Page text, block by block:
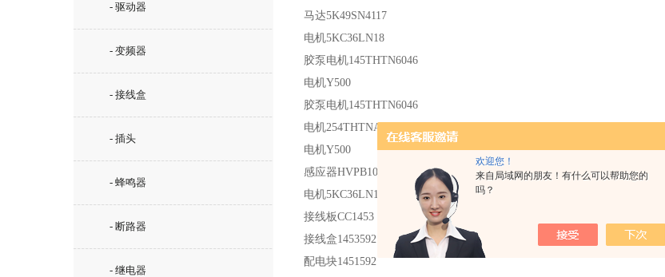
欢迎您！
来自局域网的朋友！有什么可以帮助您的
吗？
- 驱动器
- 变频器
- 接线盒
- 插头
- 蜂鸣器
- 断路器
- 继电器
马达5K49SN4117
电机5KC36LN18
胶泵电机145THTN6046
电机Y500
胶泵电机145THTN6046
电机254THTNA8058
电机Y500
感应器HVPB107
电机5KC36LN18
接线板CC1453
接线盒1453592
配电块1451592